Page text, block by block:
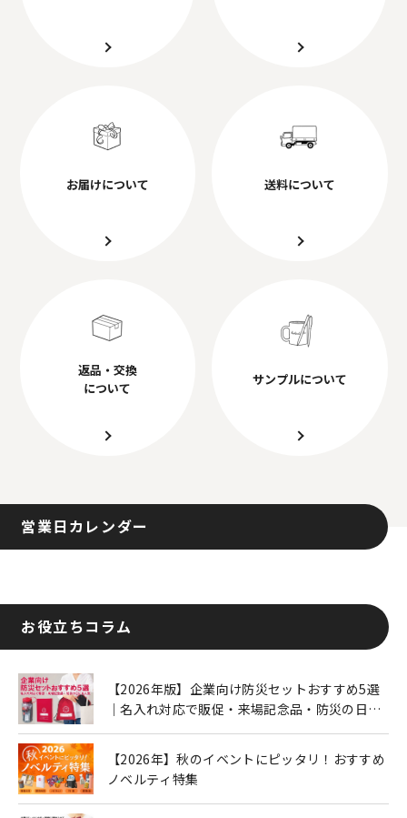
お届けについて 送料について
返品・交換
について
サンプルについて
営業日カレンダー
お役立ちコラム
【2026年版】企業向け防災セットおすすめ5選
｜名入れ対応で販促・来場記念品・防災の日に
【2026年】秋のイベントにピッタリ！おすすめ
ノベルティ特集